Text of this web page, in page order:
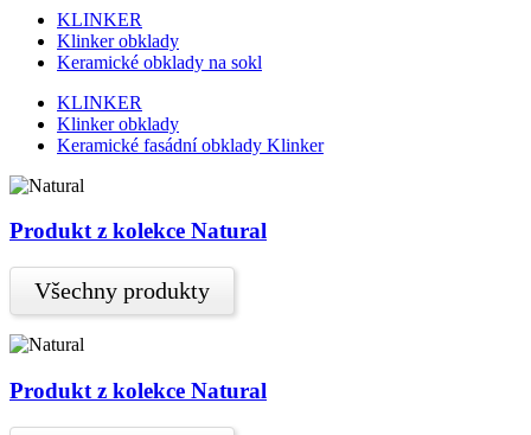
KLINKER
Klinker obklady
Keramické obklady na sokl
KLINKER
Klinker obklady
Keramické fasádní obklady Klinker
Produkt z kolekce Natural
Všechny produkty
Produkt z kolekce Natural